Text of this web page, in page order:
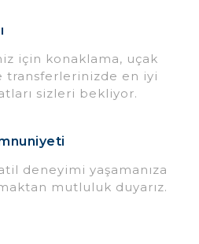
için konaklama, uçak
transferlerinizde en iyi
sizleri bekliyor.
deneyimi yaşamanıza
mutluluk duyarız.